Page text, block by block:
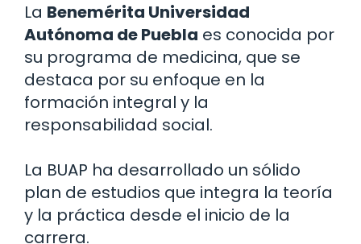
La Benemérita Universidad
Autónoma de Puebla es conocida por
su programa de medicina, que se
destaca por su enfoque en la
formación integral y la
responsabilidad social.
La BUAP ha desarrollado un sólido
plan de estudios que integra la teoría
y la práctica desde el inicio de la
carrera.